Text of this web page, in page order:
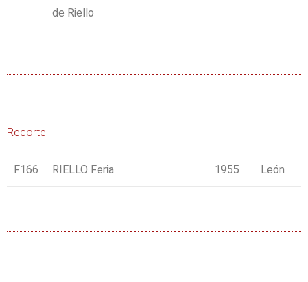
de Riello
Recorte
F166 RIELLO Feria 1955 León